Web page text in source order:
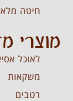
חיטה
מוצרי
לאוכל
משקאות
רטבים